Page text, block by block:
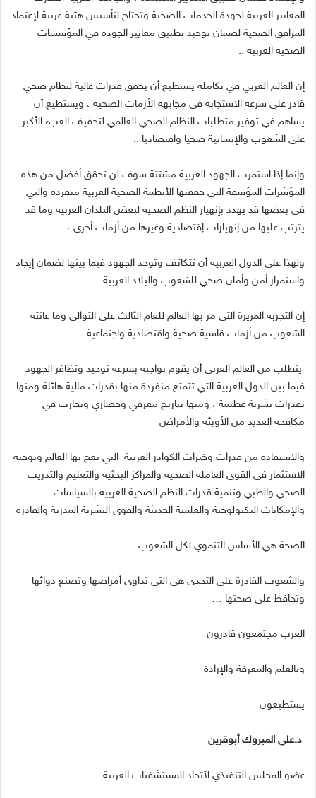
المعايير العربية لجودة الخدمات الصحية وتحتاج لتأسيس هئية عربية لإعتماد
المرافق الصحية لضمان توحيد تطبيق معايير الجودة في المؤسسات
الصحية العربية ..
إن العالم العربي في تكامله يستطيع أن يحقق قدرات عالية لنظام صحي
قادر على سرعة الاستجابة في مجابهة الأزمات الصحية ، ويستطيع أن
يساهم في توفير متطلبات النظام الصحي العالمي لتخفيف العبء الأكبر
على الشعوب والإنسانية صحيا واقتصاديا ..
وإنما إذا استمرت الجهود العربية مشتتة سوف لن تحقق أفضل من هذه
المؤشرات المؤسفة التى حققتها الأنظمة الصحية العربية منفردة والتي
في بعضها قد يهدد بإنهيار النظم الصحية لبعض البلدان العربية وما قد
يترتب عليها من إنهيارات إقتصادية وغيرها من أزمات أخرى ،
ولهذا على الدول العربية أن تتكاتف وتوحد الجهود فيما بينها لضمان إيجاد
واستمرار أمن وأمان صحي للشعوب والبلاد العربية .
إن التجربة المريرة التي مر بها العالم للعام الثالث على التوالي وما عانته
الشعوب من أزمات قاسية صحية واقتصادية واجتماعية..
يتطلب من العالم العربي أن يقوم بواجبه بسرعة توحيد وتظافر الجهود
فيما بين الدول العربية التي تتمتع منفردة منها بقدرات مالية هائلة ومنها
بقدرات بشرية عظيمة ، ومنها بتاريخ معرفي وحضاري وتجارب في
مكافحة العديد من الأوبئة والأمراض
والاستفادة من قدرات وخبرات الكوادر العربية التي يعج بها العالم وتوجيه
الاستثمار في القوى العاملة الصحية والمراكز البحثية والتعليم والتدريب
الصحي والطبي وتنمية قدرات النظم الصحية العربيه بالسياسات
والإمكانات التكنولوجية والعلمية الحديثة والقوى البشرية المدربة والقادرة
الصحة هي الأساس التنموي لكل الشعوب
والشعوب القادرة على التحدي هي التي تداوي أمراضها وتصنع دوائها
وتحافظ على صحتها …
العرب مجتمعون قادرون
وبالعلم والمعرفة والإرادة
يستطيعون
د.علي المبروك أبوقرين
عضو المجلس التنفيذي لأتحاد المستشفيات العربية